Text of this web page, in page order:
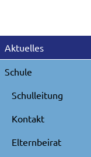
Navigation
Aktuelles
Schule
Schulleitung
Kontakt
Elternbeirat